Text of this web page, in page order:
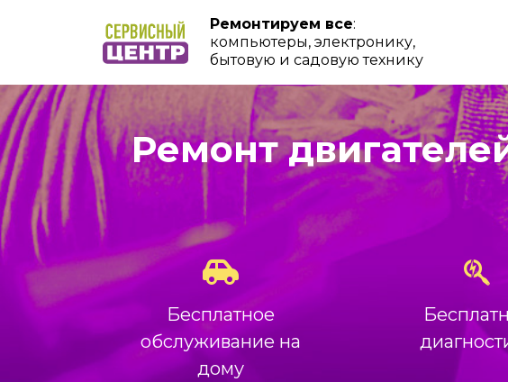
Ремонтируем все:
компьютеры, электронику,
бытовую и садовую технику
Ремонт
Бесплатное
обслуживание на
дому